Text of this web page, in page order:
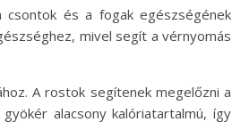
csontok és a fogak egészségének
mivel segít a vérnyomás
A rostok segítenek megelőzni a
alacsony kalóriatartalmú, így